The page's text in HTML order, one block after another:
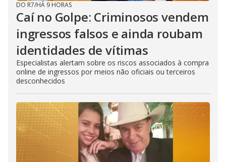
DO R7/HÁ 9 HORAS
Caí no Golpe: Criminosos vendem
ingressos falsos e ainda roubam
identidades de vítimas
Especialistas alertam sobre os riscos associados à compra
online de ingressos por meios não oficiais ou terceiros
desconhecidos